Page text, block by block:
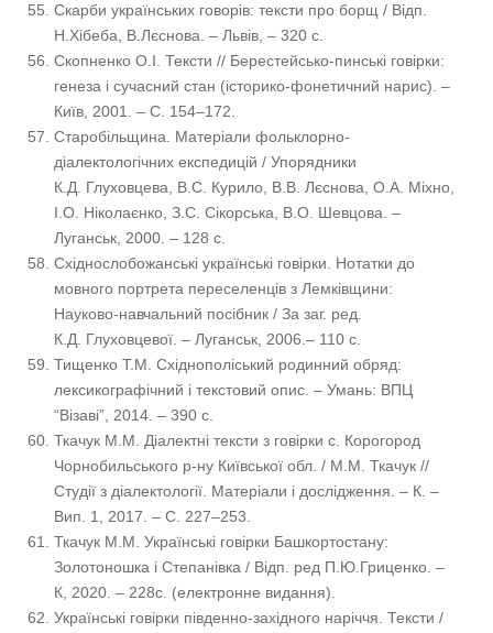
Скарби українських говорів: тексти про борщ / Відп.
Н.Хібеба, В.Лєснова. – Львів, – 320 с.
Скопненко О.І. Тексти // Берестейсько-пинські говірки:
генеза і сучасний стан (історико-фонетичний нарис). –
Київ, 2001. – С. 154–172.
Старобільщина. Матеріали фольклорно-
діалектологічних експедицій / Упорядники
К.Д. Глуховцева, В.С. Курило, В.В. Лєснова, О.А. Міхно,
І.О. Ніколаєнко, З.С. Сікорська, В.О. Шевцова. –
Луганськ, 2000. – 128 с.
Східнослобожанські українські говірки. Нотатки до
мовного портрета переселенців з Лемківщини:
Науково-навчальний посібник / За заг. ред.
К.Д. Глуховцевої. – Луганськ, 2006.– 110 с.
Тищенко Т.М. Східнополіський родинний обряд:
лексикографічний і текстовий опис. – Умань: ВПЦ
“Візаві”, 2014. – 390 с.
Ткачук М.М. Діалектні тексти з говірки с. Корогород
Чорнобильського р-ну Київської обл. / М.М. Ткачук //
Студії з діалектології. Матеріали і дослідження. – К. –
Вип. 1, 2017. – С. 227–253.
Ткачук М.М. Українські говірки Башкортостану:
Золотоношка і Степанівка / Відп. ред П.Ю.Гриценко. –
К, 2020. – 228с. (електронне видання).
Українські говірки південно-західного наріччя. Тексти /